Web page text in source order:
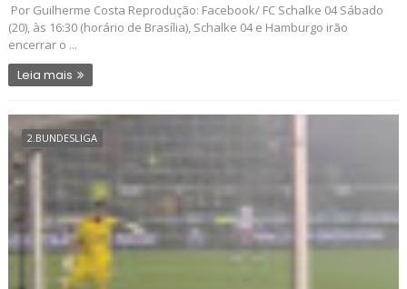
Por Guilherme Costa Reprodução: Facebook/ FC Schalke 04 Sábado
(20), às 16:30 (horário de Brasília), Schalke 04 e Hamburgo irão
encerrar o ...
Leia mais
2.BUNDESLIGA